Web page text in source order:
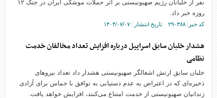
نفر از خلبانان رژیم صهیونیستی بر اثر حملات موشکی ایران در جنگ ۱۲
روزه خبر داد.
کد خبر: ۲۹۰۳۸۸ تاریخ انتشار : ۱۴۰۴/۰۷/۰۷
هشدار خلبان سابق اسراییل درباره افزایش تعداد مخالفان خدمت
نظامی
خلبان سابق ارتش اشغالگر صهیونیستی هشدار داد تعداد نیرو‌های
ذخیره‌ای که در اعتراض به عدم دستیابی به توافق با حماس برای آزادی
زندانیان صهیونیستی از خدمت امتناع می‌کنند، افزایش خواهد یافت.